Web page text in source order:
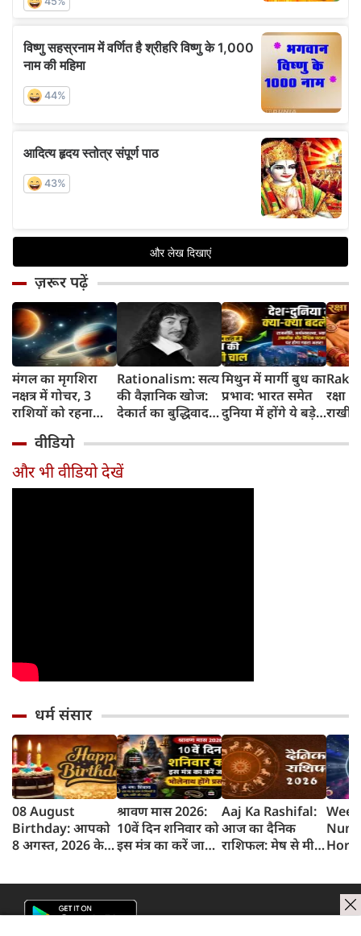
ज़रूर पढ़ें
मंगल का मृगशिरा
नक्षत्र में गोचर, 3
राशियों को रहना
सावधान
Rationalism: सत्य
की वैज्ञानिक खोज:
देकार्त का बुद्धिवाद
का जन्म
मिथुन में मार्गी बुध का
प्रभाव: भारत समेत
दुनिया में होंगे ये बड़े
रक्षा
राखी
वीडियो
और भी वीडियो देखें
धर्म संसार
08 August
Birthday: आपको
8 अगस्त, 2026 के
श्रावण मास 2026:
10वें दिन शनिवार को
इस मंत्र का करें जाप,
Aaj Ka Rashifal:
आज का दैनिक
राशिफल: मेष से मीन